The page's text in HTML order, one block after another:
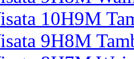
10H9M
9H8M